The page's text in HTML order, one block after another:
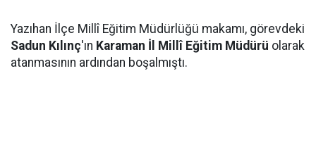
Yazıhan İlçe Millî Eğitim Müdürlüğü makamı, görevdeki
Sadun Kılınç'ın Karaman İl Millî Eğitim Müdürü olarak
atanmasının ardından boşalmıştı.